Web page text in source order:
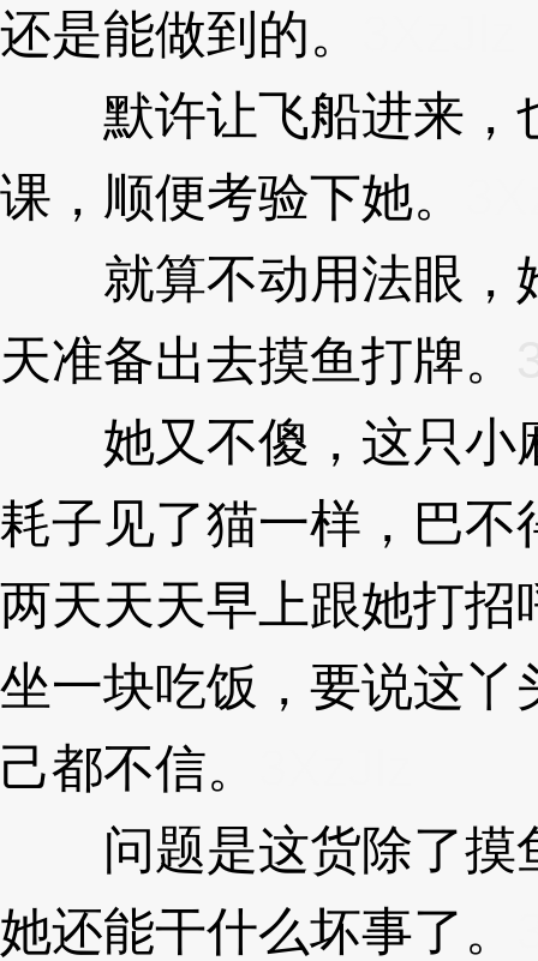
还是能做到的。
默许让飞船进来，
课，顺便考验下她。
就算不动用法眼，
天准备出去摸鱼打牌。
她又不傻，这只小
耗子见了猫一样，巴
两天天天早上跟她打
坐一块吃饭，要说这
己都不信。
问题是这货除了摸
她还能干什么坏事了。